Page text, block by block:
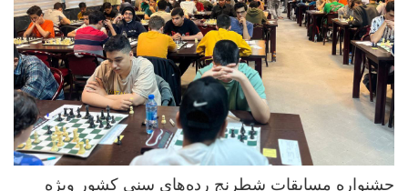
جشنواره مسابقات شطرنج رده‌های سنی کشور ویژه